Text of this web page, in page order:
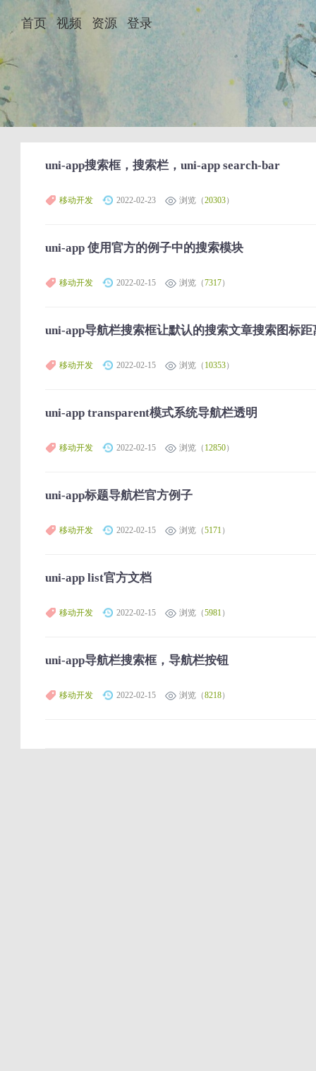
首页 视频 资源 登录
uni-app搜索框，搜索栏，uni-app search-bar
移动开发 2022-02-23 浏览（20303）
uni-app 使用官方的例子中的搜索模块
移动开发 2022-02-15 浏览（7317）
uni-app导航栏搜索框让默认的搜索文章搜索图标距
移动开发 2022-02-15 浏览（ 10353）
uni-app transparent模式系统导航栏透明
移动开发 2022-02-15 浏览（ 12850）
uni-app标题导航栏官方例子
移动开发 2022-02-15 浏览（5171）
uni-app list官方文档
移动开发 2022-02-15 浏览（5981）
uni-app导航栏搜索框，导航栏按钮
移动开发 2022-02-15 浏览（8218）